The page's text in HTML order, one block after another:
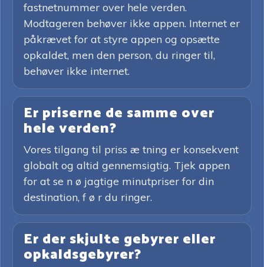
fastnetnummer over hele verden.
Modtageren behøver ikke appen. Internet er
påkrævet for at styre appen og opsætte
opkaldet, men den person, du ringer til,
behøver ikke internet.
Er priserne de samme over
hele verden?
Vores tilgang til priss æ tning er konsekvent
globalt og altid gennemsigtig. Tjek appen
for at se n ø jagtige minutpriser for din
destination, f ø r du ringer.
Er der skjulte gebyrer eller
opkaldsgebyrer?